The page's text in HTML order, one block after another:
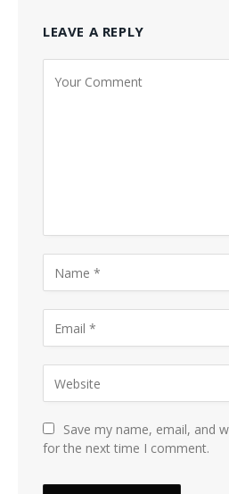
LEAVE A REPLY
Save my name, email, and
for the next time I comment.